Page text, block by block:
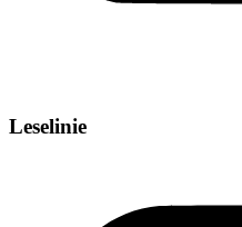
Leselinie